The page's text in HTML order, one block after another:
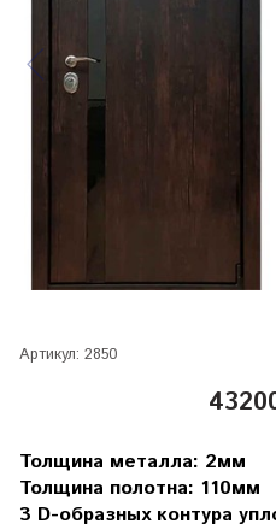
Артикул: 2850
Толщина металла: 2мм
Толщина полотна: 110мм
3 D-образных контура